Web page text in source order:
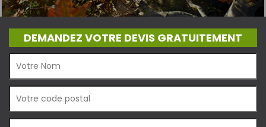
DEMANDEZ VOTRE DEVIS GRATUITEMENT